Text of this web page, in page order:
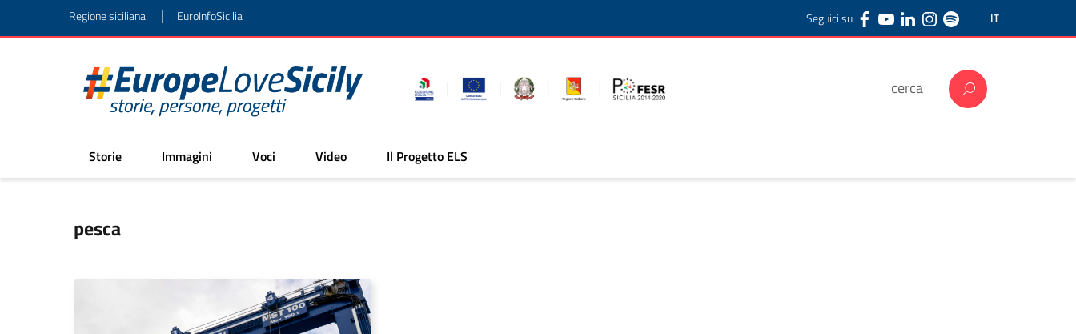
Regione siciliana | EuroInfoSicilia IT
Seguici su
Storie Immagini Voci Video Il Progetto ELS
pesca